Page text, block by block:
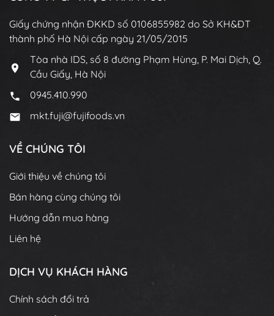
Giấy chứng nhận ĐKKD số 0106855982 do Sở KH&ĐT
thành phố Hà Nội cấp ngày 21/05/2015
Tòa nhà IDS, số 8 đường Phạm Hùng, P. Mai Dịch, Q.
Cầu Giấy, Hà Nội
0945.410.990
mkt.fuji@fujifoods.vn
VỀ CHÚNG TÔI
Giới thiệu về chúng tôi
Bán hàng cùng chúng tôi
Hướng dẫn mua hàng
Liên hệ
DỊCH VỤ KHÁCH HÀNG
Chính sách đổi trả